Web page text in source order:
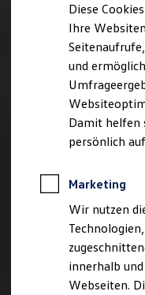
Behörden
Anpfiff zum
Elektromobilität
Elektroautos
ID.
ID.
Reichweite
Laden
Laden
Batterie
Diese
Ihre
und
Damit helfen
persönlich
Marketing
Wir nutzen
innerhalb
Webseiten.